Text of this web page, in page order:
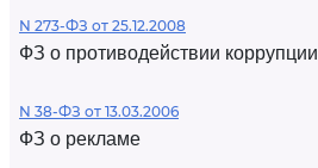
N 273-ФЗ от 25.12.2008
ФЗ о противодействии коррупции
N 38-ФЗ от 13.03.2006
ФЗ о рекламе